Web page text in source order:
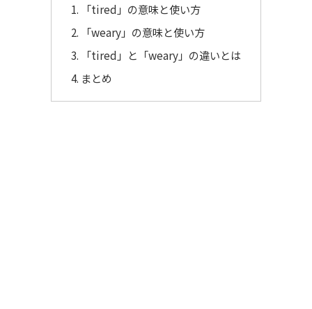
「tired」の意味と使い方
「weary」の意味と使い方
「tired」と「weary」の違いとは
まとめ